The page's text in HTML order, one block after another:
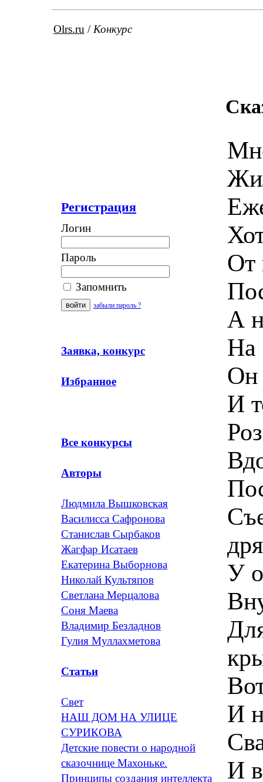
Olrs.ru / Конкурс
Регистрация
Логин
Пароль
Запомнить
забыли пароль ?
Заявка, конкурс
Избранное
Все конкурсы
Авторы
Людмила Вышковская
Василисса Сафронова
Станислав Сырбаков
Жагфар Исатаев
Екатерина Выборнова
Николай Культяпов
Светлана Мерцалова
Соня Маева
Владимир Безладнов
Гулия Муллахметова
Статьи
Свет
НАШ ДОМ НА УЛИЦЕ
СУРИКОВА
Детские повести о народной
сказочнице Махоньке.
Принципы создания интеллекта
От
А
На
Он
И
У
И
И